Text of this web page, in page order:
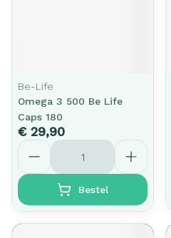
Be-Life
Omega 3 500 Be Life
Caps 180
€ 29,90
Aantal
Bestel